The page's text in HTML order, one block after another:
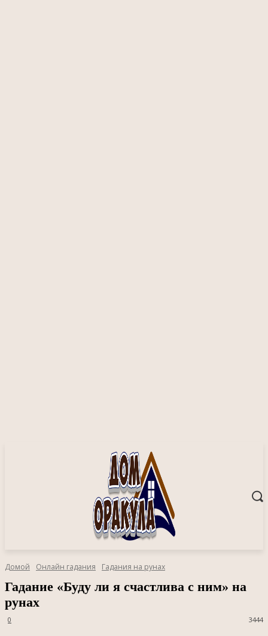
Домой Онлайн гадания Гадания на рунах
Гадание «Буду ли я счастлива с ним» на
рунах
3444
0